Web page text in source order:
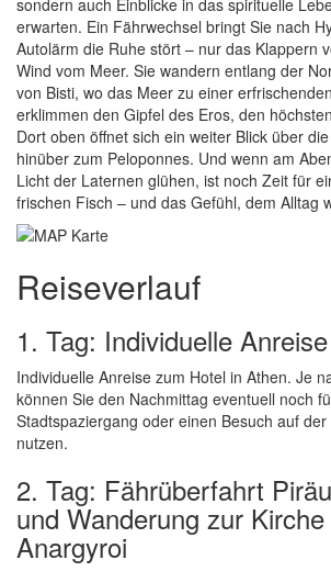
sondern auch Einblicke in das spirituelle
erwarten. Ein Fährwechsel bringt Sie nach
Autolärm die Ruhe stört – nur das Klappern
Wind vom Meer. Sie wandern entlang der
von Bisti, wo das Meer zu einer
erklimmen den Gipfel des Eros, den
Dort oben öffnet sich ein weiter Blick über
hinüber zum Peloponnes. Und wenn am
Licht der Laternen glühen, ist noch Zeit für
frischen Fisch – und das Gefühl, dem Alltag
Reiseverlauf
1. Tag: Individuelle
Individuelle Anreise zum Hotel in Athen. Je
können Sie den Nachmittag eventuell noch
Stadtspaziergang oder einen Besuch auf
nutzen.
2. Tag: Fährüberfahrt
und Wanderung zur
Anargyroi